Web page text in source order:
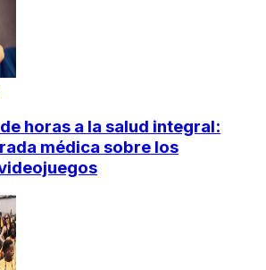
horas a la salud integral:
médica sobre los